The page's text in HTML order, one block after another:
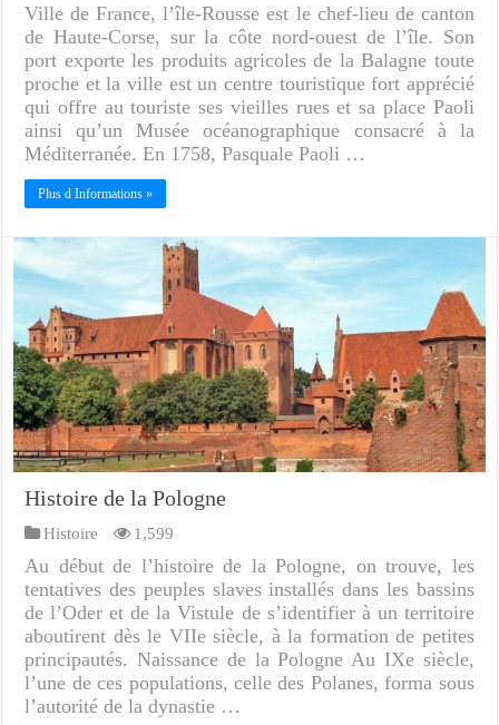
Ville de France, l’île-Rousse est le chef-lieu de canton
de Haute-Corse, sur la côte nord-ouest de l’île. Son
port exporte les produits agricoles de la Balagne toute
proche et la ville est un centre touristique fort apprécié
qui offre au touriste ses vieilles rues et sa place Paoli
ainsi qu’un Musée océanographique consacré à la
Méditerranée. En 1758, Pasquale Paoli …
Plus d Informations »
Histoire de la Pologne
Histoire 1,599
Au début de l’histoire de la Pologne, on trouve, les
tentatives des peuples slaves installés dans les bassins
de l’Oder et de la Vistule de s’identifier à un territoire
aboutirent dès le VIIe siècle, à la formation de petites
principautés. Naissance de la Pologne Au IXe siècle,
l’une de ces populations, celle des Polanes, forma sous
l’autorité de la dynastie …